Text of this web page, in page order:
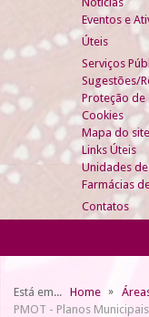
Eventos e
Úteis
Serviços
Sugestões/
Proteção de
Cookies
Mapa do site
Links Úteis
Unidades
Farmácias
Contatos
Está em... Home
PMOT - Planos